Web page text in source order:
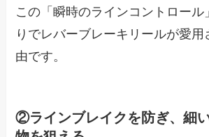
この「瞬時のラインコントロール
りでレバーブレーキリールが愛用
由です。
②ラインブレイクを防ぎ、細